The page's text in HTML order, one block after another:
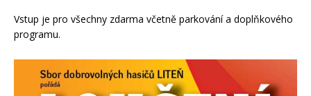
Vstup je pro všechny zdarma včetně parkování a doplňkového
programu.